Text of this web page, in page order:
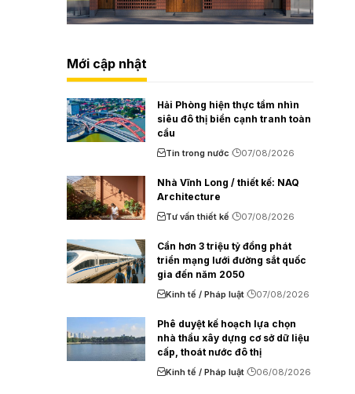
Mới cập nhật
Hải Phòng hiện thực tầm nhìn
siêu đô thị biển cạnh tranh toàn
cầu
Tin trong nước 07/08/2026
Nhà Vĩnh Long / thiết kế: NAQ
Architecture
Tư vấn thiết kế 07/08/2026
Cần hơn 3 triệu tỷ đồng phát
triển mạng lưới đường sắt quốc
gia đến năm 2050
Kinh tế / Pháp luật 07/08/2026
Phê duyệt kế hoạch lựa chọn
nhà thầu xây dựng cơ sở dữ liệu
cấp, thoát nước đô thị
Kinh tế / Pháp luật 06/08/2026